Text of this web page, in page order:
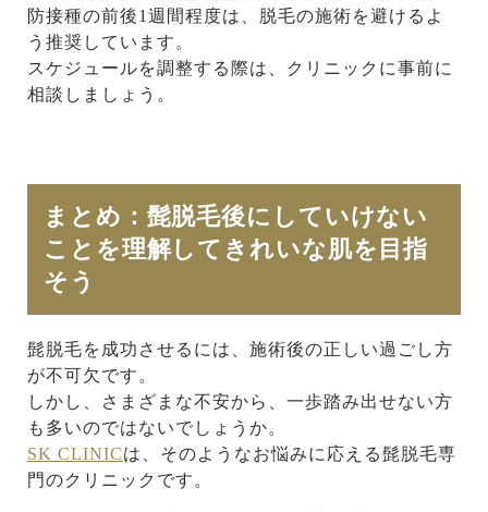
防接種の前後1週間程度は、脱毛の施術を避けるよ
う推奨しています。
スケジュールを調整する際は、クリニックに事前に
相談しましょう。
まとめ：髭脱毛後にしていけない
ことを理解してきれいな肌を目指
そう
髭脱毛を成功させるには、施術後の正しい過ごし方
が不可欠です。
しかし、さまざまな不安から、一歩踏み出せない方
も多いのではないでしょうか。
SK CLINICは、そのようなお悩みに応える髭脱毛専
門のクリニックです。